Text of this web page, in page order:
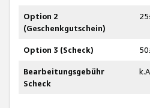
Option 2
(Geschenkgutschein)
Option 3 (Scheck)
Bearbeitungsgebühr
Scheck